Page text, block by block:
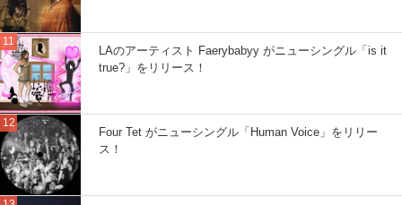
LAのアーティスト Faerybabyy がニューシングル「is it
true?」をリリース！
Four Tet がニューシングル「Human Voice」をリリー
ス！